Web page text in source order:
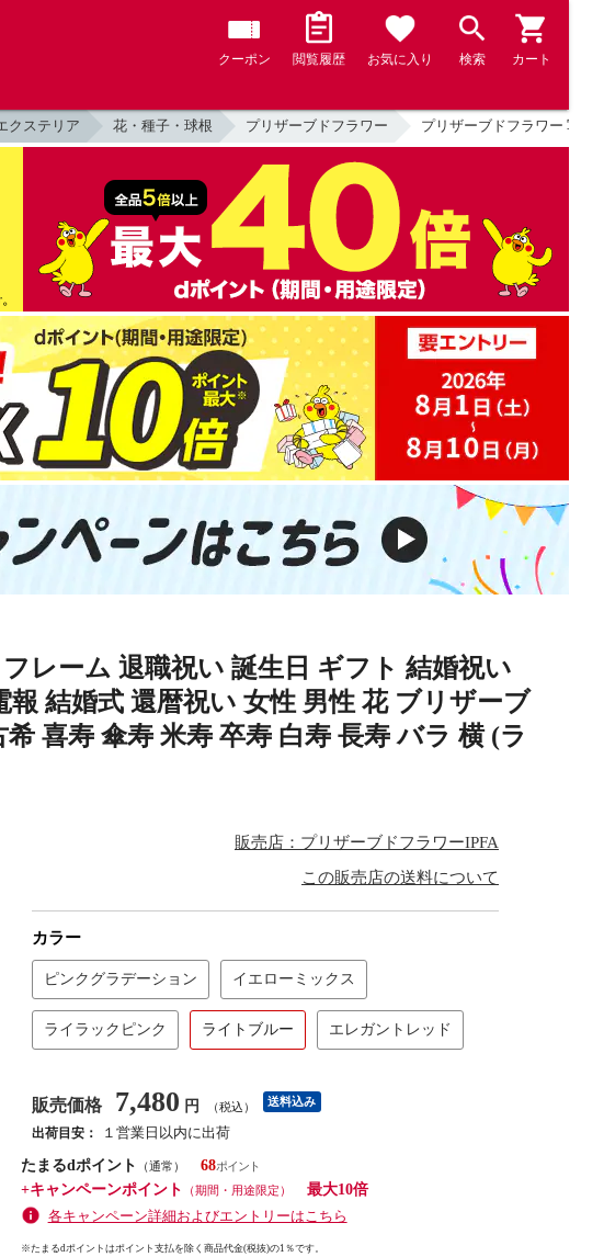
クーポン 閲覧履歴 お気に入り 検索 カート
クステリア 花・種子・球根 プリザーブドフラワー プリザーブドフラワー 写真
レーム 退職祝い 誕生日 ギフト 結婚祝い
結婚式 還暦祝い 女性 男性 花 ブリザーブ
喜寿 傘寿 米寿 卒寿 白寿 長寿 バラ 横 (ラ
販売店：プリザーブドフラワーIPFA
この販売店の送料について
カラー
ピンクグラデーション イエローミックス
ライラックピンク ライトブルー エレガントレッド
販売価格 7,480 円 （税込） 送料込み
出荷目安：
１営業日以内に出荷
たまるdポイント
（通常）
68
+キャンペーンポイント
（期間・用途限定）
最大10倍
各キャンペーン詳細およびエントリーはこちら
※たまるdポイントはポイント支払を除く商品代金(税抜)の1％です。